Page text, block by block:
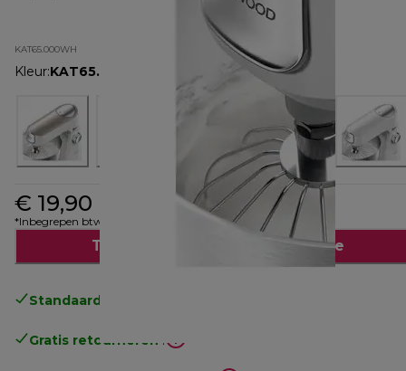
KAT65.000WH
Kleur:KAT65.000WH
€ 19,90
*Inbegrepen btw
Toevoegen aan winkelwagentje
Standaard gratis verzending
Gratis retourneren .